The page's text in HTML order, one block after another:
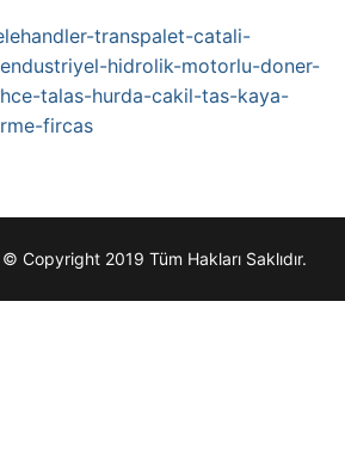
Copyright 2019 Tüm Hakları Saklıdır.